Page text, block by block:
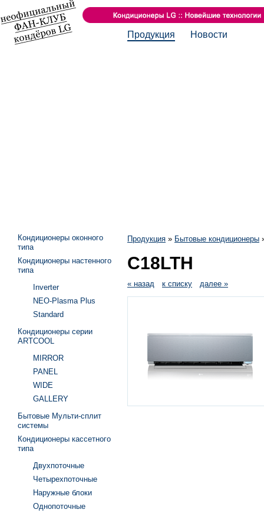
Продукция Новости
Продукция » Бытовые кондиционеры
C18LTH
« назад к списку далее »
Кондиционеры оконного
типа
Кондиционеры настенного
типа
Inverter
NEO-Plasma Plus
Standard
Кондиционеры серии
ARTCOOL
MIRROR
PANEL
WIDE
GALLERY
Бытовые Мульти-сплит
системы
Кондиционеры кассетного
типа
Двухпоточные
Четырехпоточные
Наружные блоки
Однопоточные